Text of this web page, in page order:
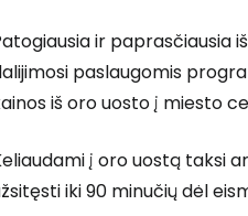
ir paprasčiausia
paslaugomis
iš oro uosto į miesto
į oro uostą taksi
iki 90 minučių dėl